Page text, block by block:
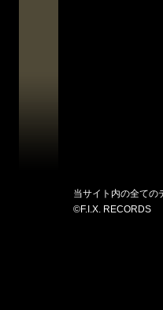
当サイト内の全ての
©F.I.X. RECORDS